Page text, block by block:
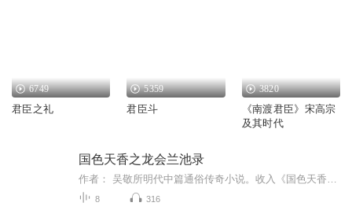
6749
君臣之礼
5359
君臣斗
3820
《南渡君臣》宋高宗
及其时代
国色天香之龙会兰池录
8 316